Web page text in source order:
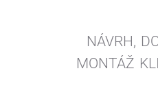
NÁVRH,
MONTÁŽ